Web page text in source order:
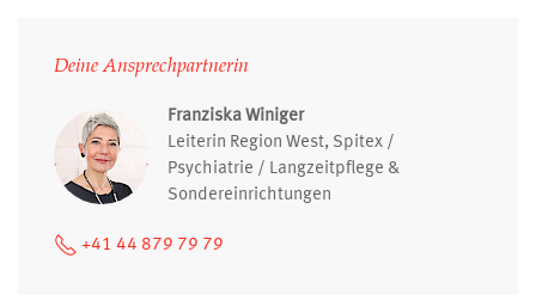
Deine Ansprechpartnerin
Franziska Winiger
Leiterin Region West, Spitex /
Psychiatrie / Langzeitpflege &
Sondereinrichtungen
+41 44 879 79 79